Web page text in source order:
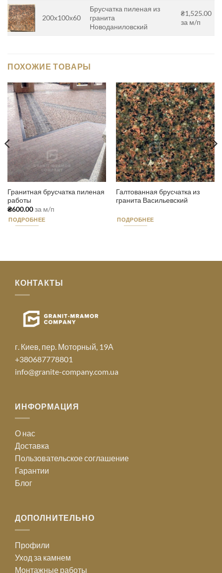
200х100х60
Брусчатка пиленая из
гранита
Новоданиловский
₴1,525.00
за м/п
ПОХОЖИЕ ТОВАРЫ
Гранитная брусчатка пиленая
работы
₴600.00за м/п
ПОДРОБНЕЕ
Галтованная брусчатка из
гранита Васильевский
ПОДРОБНЕЕ
КОНТАКТЫ
г. Киев, пер. Моторный, 19А
+380687778801
info@granite-company.com.ua
ИНФОРМАЦИЯ
О нас
Доставка
Пользовательское соглашение
Гарантии
Блог
ДОПОЛНИТЕЛЬНО
Профили
Уход за камнем
Монтажные работы